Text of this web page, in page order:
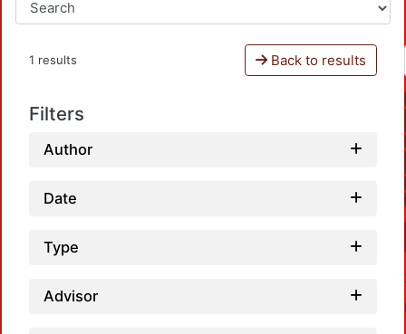
1 results Back to results
Filters
Author
Date
Type
Advisor